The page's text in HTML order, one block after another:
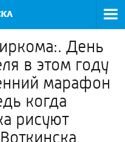
День
в этом году
марафон
когда
рисуют